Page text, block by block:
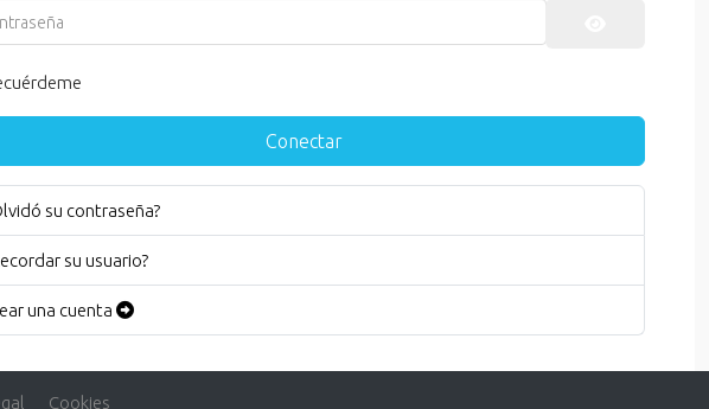
Conectar
su contraseña?
su usuario?
una cuenta
Cookies